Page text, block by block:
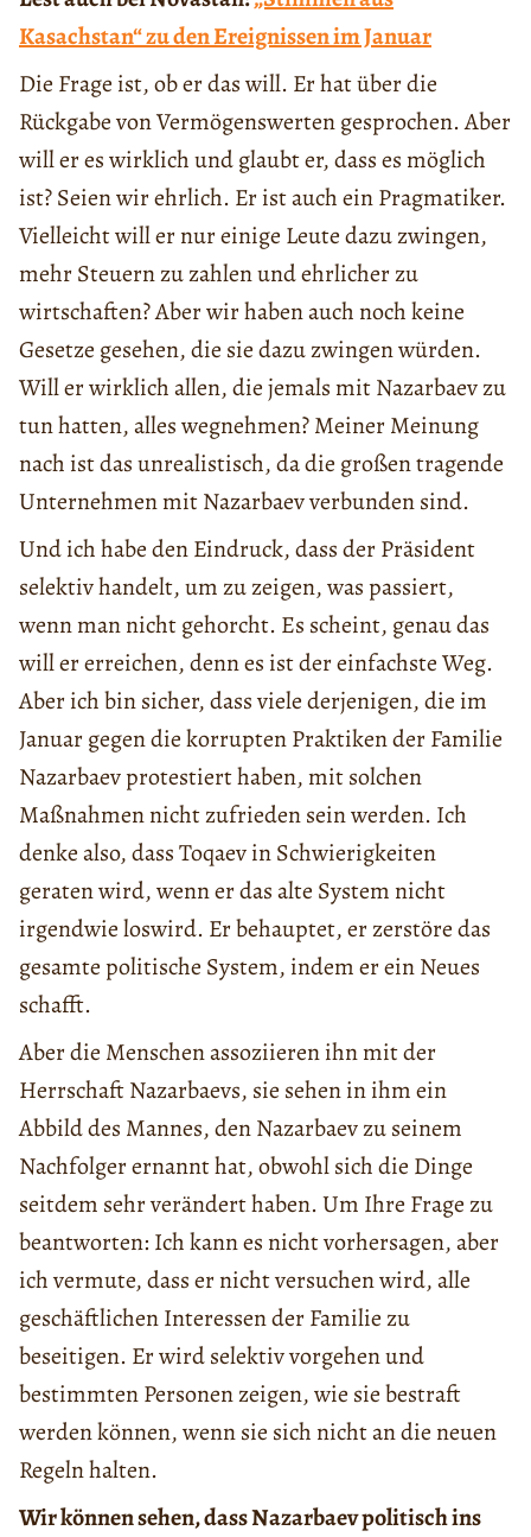
Kasachstan“ zu den Ereignissen im Januar
Die Frage ist, ob er das will. Er hat über die
Rückgabe von Vermögenswerten gesprochen. Aber
will er es wirklich und glaubt er, dass es möglich
ist? Seien wir ehrlich. Er ist auch ein Pragmatiker.
Vielleicht will er nur einige Leute dazu zwingen,
mehr Steuern zu zahlen und ehrlicher zu
wirtschaften? Aber wir haben auch noch keine
Gesetze gesehen, die sie dazu zwingen würden.
Will er wirklich allen, die jemals mit Nazarbaev zu
tun hatten, alles wegnehmen? Meiner Meinung
nach ist das unrealistisch, da die großen tragende
Unternehmen mit Nazarbaev verbunden sind.
Und ich habe den Eindruck, dass der Präsident
selektiv handelt, um zu zeigen, was passiert,
wenn man nicht gehorcht. Es scheint, genau das
will er erreichen, denn es ist der einfachste Weg.
Aber ich bin sicher, dass viele derjenigen, die im
Januar gegen die korrupten Praktiken der Familie
Nazarbaev protestiert haben, mit solchen
Maßnahmen nicht zufrieden sein werden. Ich
denke also, dass Toqaev in Schwierigkeiten
geraten wird, wenn er das alte System nicht
irgendwie loswird. Er behauptet, er zerstöre das
gesamte politische System, indem er ein Neues
schafft.
Aber die Menschen assoziieren ihn mit der
Herrschaft Nazarbaevs, sie sehen in ihm ein
Abbild des Mannes, den Nazarbaev zu seinem
Nachfolger ernannt hat, obwohl sich die Dinge
seitdem sehr verändert haben. Um Ihre Frage zu
beantworten: Ich kann es nicht vorhersagen, aber
ich vermute, dass er nicht versuchen wird, alle
geschäftlichen Interessen der Familie zu
beseitigen. Er wird selektiv vorgehen und
bestimmten Personen zeigen, wie sie bestraft
werden können, wenn sie sich nicht an die neuen
Regeln halten.
Wir können sehen, dass Nazarbaev politisch ins